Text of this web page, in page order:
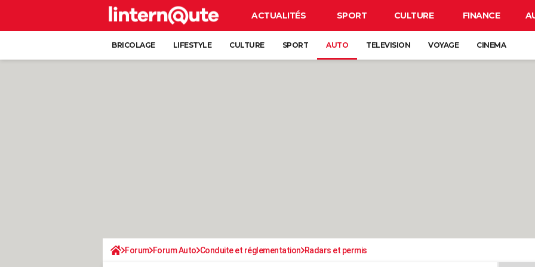
ACTUALITÉS SPORT CULTURE FINANCE
BRICOLAGE LIFESTYLE CULTURE SPORT AUTO TELEVISION VOYAGE CINEMA
Forum Forum Auto Conduite et réglementation Radars et permis